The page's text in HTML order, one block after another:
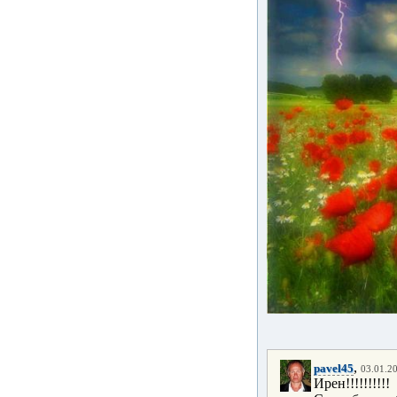
pavel45,
Ирен!!!!!!!!!!